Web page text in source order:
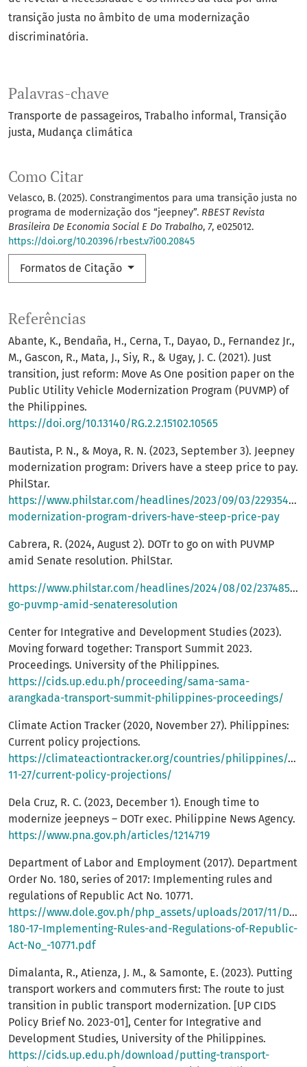
Palavras-chave
Transporte de passageiros Trabalho informal Transição
justa Mudança climática
Como Citar
Velasco, B. (2025). Constrangimentos para uma transição justa no
programa de modernização dos “jeepney”. RBEST Revista
Brasileira De Economia Social E Do Trabalho, 7, e025012.
https://doi.org/10.20396/rbest.v7i00.20845
Formatos de Citação
transição justa no âmbito de uma modernização
discriminatória.
Referências
Abante, K., Bendaña, H., Cerna, T., Dayao, D., Fernandez Jr.,
M., Gascon, R., Mata, J., Siy, R., & Ugay, J. C. (2021). Just
transition, just reform: Move As One position paper on the
Public Utility Vehicle Modernization Program (PUVMP) of
the Philippines.
https://doi.org/10.13140/RG.2.2.15102.10565
Bautista, P. N., & Moya, R. N. (2023, September 3). Jeepney
modernization program: Drivers have a steep price to pay.
PhilStar.
https://www.philstar.com/headlines/2023/09/03/2293549/
modernization-program-drivers-have-steep-price-pay
Cabrera, R. (2024, August 2). DOTr to go on with PUVMP
amid Senate resolution. PhilStar.
https://www.philstar.com/headlines/2024/08/02/2374855/
go-puvmp-amid-senateresolution
Center for Integrative and Development Studies (2023).
Moving forward together: Transport Summit 2023.
Proceedings. University of the Philippines.
https://cids.up.edu.ph/proceeding/sama-sama-
arangkada-transport-summit-philippines-proceedings/
Climate Action Tracker (2020, November 27). Philippines:
Current policy projections.
https://climateactiontracker.org/countries/philippines/
11-27/current-policy-projections/
Dela Cruz, R. C. (2023, December 1). Enough time to
modernize jeepneys – DOTr exec. Philippine News Agency.
https://www.pna.gov.ph/articles/1214719
Department of Labor and Employment (2017). Department
Order No. 180, series of 2017: Implementing rules and
regulations of Republic Act No. 10771.
https://www.dole.gov.ph/php_assets/uploads/2017/11/DO-
180-17-Implementing-Rules-and-Regulations-of-Republic-
Act-No_-10771.pdf
Dimalanta, R., Atienza, J. M., & Samonte, E. (2023). Putting
transport workers and commuters first: The route to just
transition in public transport modernization. [UP CIDS
Policy Brief No. 2023-01], Center for Integrative and
Development Studies, University of the Philippines.
https://cids.up.edu.ph/download/putting-transport-